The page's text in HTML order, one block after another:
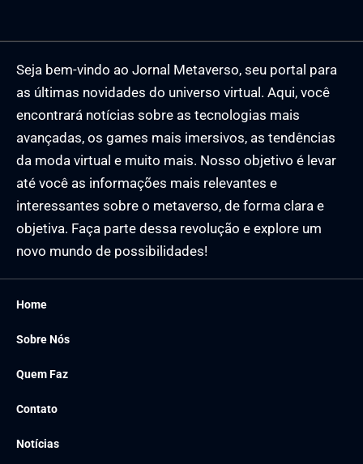
Seja bem-vindo ao Jornal Metaverso, seu portal para
as últimas novidades do universo virtual. Aqui, você
encontrará notícias sobre as tecnologias mais
avançadas, os games mais imersivos, as tendências
da moda virtual e muito mais. Nosso objetivo é levar
até você as informações mais relevantes e
interessantes sobre o metaverso, de forma clara e
objetiva. Faça parte dessa revolução e explore um
novo mundo de possibilidades!
Home
Sobre Nós
Quem Faz
Contato
Notícias